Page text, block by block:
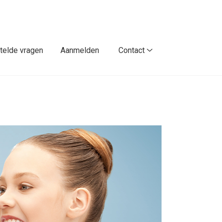
vragen Aanmelden
Contact